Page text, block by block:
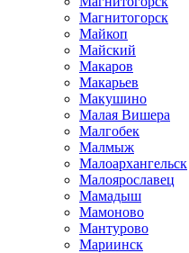
Магнитогорск
Майкоп
Майский
Макаров
Макарьев
Макушино
Малая Вишера
Малгобек
Малмыж
Малоархангельск
Малоярославец
Мамадыш
Мамоново
Мантурово
Мариинск